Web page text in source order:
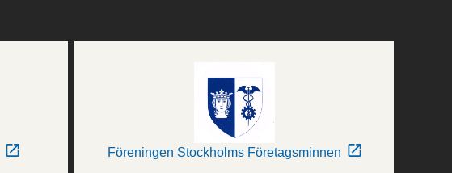
Föreningen Stockholms Företagsminnen